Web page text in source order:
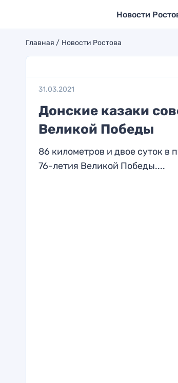
Новости
Главная Новости Ростова
31.03.2021
Донские казаки
Великой Победы
86 километров и двое суток в
76-летия Великой Победы....